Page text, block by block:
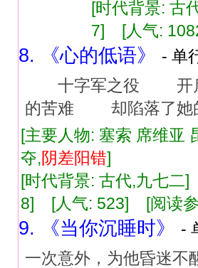
[时代背景:
7] [人气:
8. 《心的低语》
- 单
十字军之役 开启
的苦难 却陷落了她
[主要人物: 塞索 席维
夺,阴差阳错]
[时代背景: 古代,九七
8] [人气: 523] [阅读参
9. 《当你沉睡时》
-
一次意外，为他昏迷不